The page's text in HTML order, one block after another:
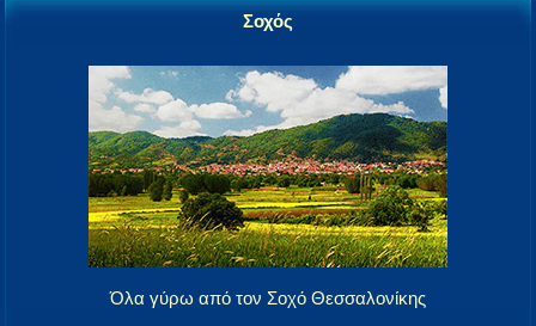
Σοχός
Όλα γύρω από τον Σοχό Θεσσαλονίκης